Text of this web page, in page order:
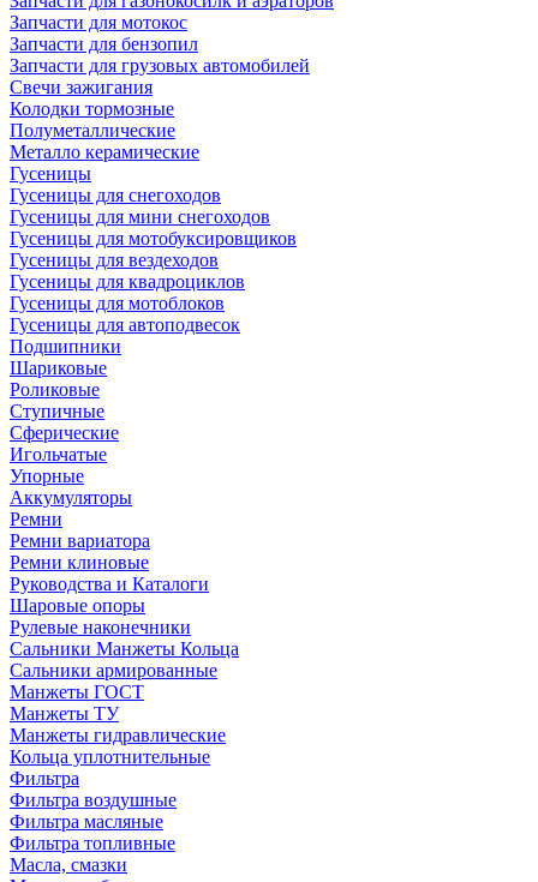
Запчасти для мотокос
Запчасти для бензопил
Запчасти для грузовых автомобилей
Свечи зажигания
Колодки тормозные
Полуметаллические
Металло керамические
Гусеницы
Гусеницы для снегоходов
Гусеницы для мини снегоходов
Гусеницы для мотобуксировщиков
Гусеницы для вездеходов
Гусеницы для квадроциклов
Гусеницы для мотоблоков
Гусеницы для автоподвесок
Подшипники
Шариковые
Роликовые
Ступичные
Сферические
Игольчатые
Упорные
Аккумуляторы
Ремни
Ремни вариатора
Ремни клиновые
Руководства и Каталоги
Шаровые опоры
Рулевые наконечники
Сальники Манжеты Кольца
Сальники армированные
Манжеты ГОСТ
Манжеты ТУ
Манжеты гидравлические
Кольца уплотнительные
Фильтра
Фильтра воздушные
Фильтра масляные
Фильтра топливные
Масла, смазки